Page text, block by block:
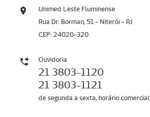
Unimed Leste Fluminense
Rua Dr. Borman, 51 - Niterói - RJ
CEP: 24020-320
Ouvidoria
21 3803-1120
21 3803-1121
de segunda a sexta, horário comercial